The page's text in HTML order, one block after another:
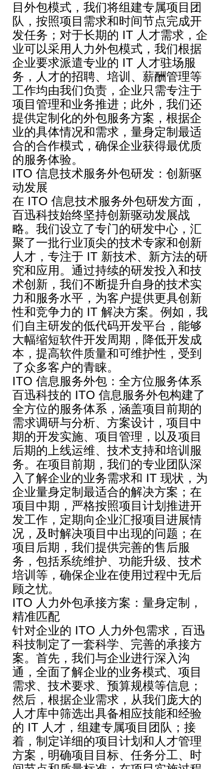
目外包模式，我们将组建专属项目团
队，按照项目需求和时间节点完成开
发任务；对于长期的 IT 人才需求，企
业可以采用人力外包模式，我们根据
企业要求派遣专业的 IT 人才驻场服
务，人才的招聘、培训、薪酬管理等
工作均由我们负责，企业只需专注于
项目管理和业务推进；此外，我们还
提供定制化的外包服务方案，根据企
业的具体情况和需求，量身定制最适
合的合作模式，确保企业获得最优质
的服务体验。
ITO 信息技术服务外包研发：创新驱
动发展
在 ITO 信息技术服务外包研发方面，
百迅科技始终坚持创新驱动发展战
略。我们设立了专门的研发中心，汇
聚了一批行业顶尖的技术专家和创新
人才，专注于 IT 新技术、新方法的研
究和应用。通过持续的研发投入和技
术创新，我们不断提升自身的技术实
力和服务水平，为客户提供更具创新
性和竞争力的 IT 解决方案。例如，我
们自主研发的低代码开发平台，能够
大幅缩短软件开发周期，降低开发成
本，提高软件质量和可维护性，受到
了众多客户的青睐。
ITO 信息服务外包：全方位服务体系
百迅科技的 ITO 信息服务外包构建了
全方位的服务体系，涵盖项目前期的
需求调研与分析、方案设计，项目中
期的开发实施、项目管理，以及项目
后期的上线运维、技术支持和培训服
务。在项目前期，我们的专业团队深
入了解企业的业务需求和 IT 现状，为
企业量身定制最适合的解决方案；在
项目中期，严格按照项目计划推进开
发工作，定期向企业汇报项目进展情
况，及时解决项目中出现的问题；在
项目后期，我们提供完善的售后服
务，包括系统维护、功能升级、技术
培训等，确保企业在使用过程中无后
顾之忧。
ITO 人力外包承接方案：量身定制，
精准匹配
针对企业的 ITO 人力外包需求，百迅
科技制定了一套科学、完善的承接方
案。首先，我们与企业进行深入沟
通，全面了解企业的业务模式、项目
需求、技术要求、预算规模等信息；
然后，根据企业需求，从我们庞大的
人才库中筛选出具备相应技能和经验
的 IT 人才，组建专属项目团队；接
着，制定详细的项目计划和人才管理
方案，明确项目目标、任务分工、时